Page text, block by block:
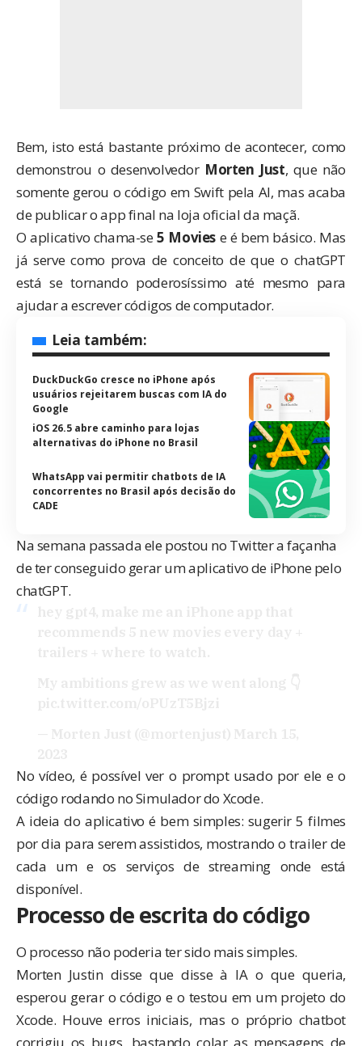
Bem, isto está bastante próximo de acontecer, como
demonstrou o desenvolvedor Morten Just, que não
somente gerou o código em Swift pela AI, mas acaba
de publicar o app final na loja oficial da maçã.
O aplicativo chama-se5 Movies e é bem básico. Mas
já serve como prova de conceito de que o chatGPT
está se tornando poderosíssimo até mesmo para
ajudar a escrever códigos de computador.
Leia também:
DuckDuckGo cresce no iPhone após
usuários rejeitarem buscas com IA do
Google
iOS 26.5 abre caminho para lojas
alternativas do iPhone no Brasil
WhatsApp vai permitir chatbots de IA
concorrentes no Brasil após decisão do
CADE
Na semana passada ele postou no Twittera façanha
de ter conseguido gerar um aplicativo de iPhone pelo
chatGPT.
No vídeo, é possível ver o prompt usado por ele e o
código rodando no Simulador do Xcode.
A ideia do aplicativo é bem simples: sugerir 5 filmes
por dia para serem assistidos, mostrando o trailer de
cada um e os serviços de streaming onde está
disponível.
Processo de escrita do código
O processo não poderia ter sido mais simples.
Morten Justin disse que disse à IA o que queria,
esperou gerar o código e o testou em um projeto do
Xcode. Houve erros iniciais, mas o próprio chatbot